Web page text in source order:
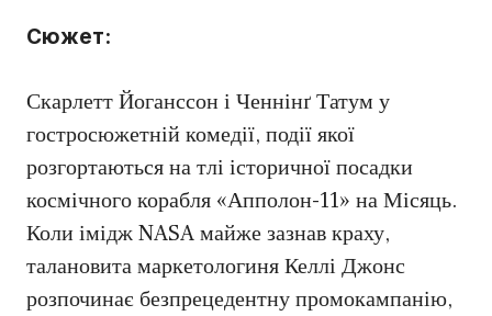
Сюжет:
Скарлетт Йоганссон і Ченнінґ Татум у
гостросюжетній комедії, події якої
розгортаються на тлі історичної посадки
космічного корабля «Апполон-11» на Місяць.
Коли імідж NASA майже зазнав краху,
талановита маркетологиня Келлі Джонс
розпочинає безпрецедентну промокампанію,